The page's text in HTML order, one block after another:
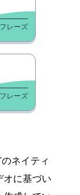
ネイティ
オに基づい
レーズ
レーズ